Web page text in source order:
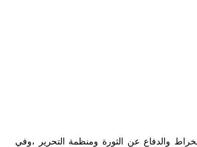
والدفاع عن الثورة ومنظمة التحرير ،وفي